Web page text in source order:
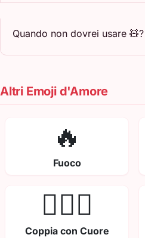
Quando non dovrei usare 🧸?
Altri Emoji d'Amore
🔥
Fuoco
👩‍❤️‍👨
Coppia con Cuore